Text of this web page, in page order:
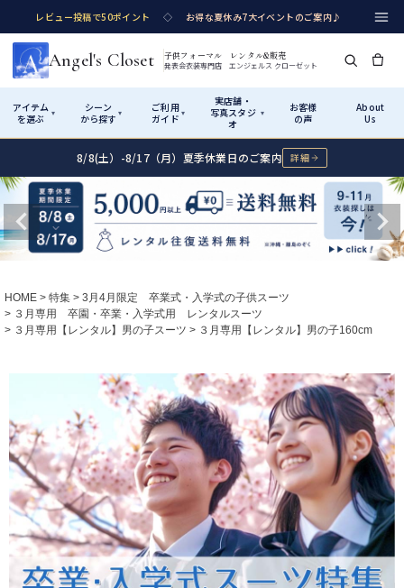
レビュー投稿で50ポイント ◇ お得な夏休み7大イベントのご案内♪
Angel's Closet 子供フォーマル レンタル&販売
発表会衣装専門店 エンジェルス クローゼット
アイテム
を選ぶ
▾
シーン
から探す ▾
ご利用
ガイド ▾
実店舗・
写真スタジ
オ
▾
お客様
の声
About
Us
Shop by Category アイテムから探す
カテゴリ詳細→ サイズで選ぶ →
Rental レンタル
七五三着物 シューズ
小物・アクセ パニエ
アウター レディース
Shop by Occasion シーンから探す
性別・サイズで絞り込む→
Season Best
Recital & Concours
発表会・コンクール
舞台で輝くステージ衣装
Wedding
結婚式
フラワーガール・リングボーイ・ゲ
スト
How It Works ご利用ガイド
Startはじめに
01
レンタル・販売の入口
02 サイズの選び方
Angel's Closetについて
創業2003年からの想い
Rental レンタル
04 レンタルのご案内
予約・配送・返却・料金
05 レンタルの流れ
4ステップで簡単
Visit Us 実店舗・写真スタジオ
Atelier
実店舗 つくば店
Tsukuba Boutique
〒 茨城県土浦市大町14-16-1F
10:00–18:00（完全予約制）
8/8(土）-8/17（月）夏季休業日のご案内 詳細
HOME 特集
3月4月限定 卒業式・入学式の子供スーツ
３月専用 卒園・卒業・入学式用 レンタルスーツ
３月専用【レンタル】男の子スーツ
３月専用【レンタル】男の子160cm